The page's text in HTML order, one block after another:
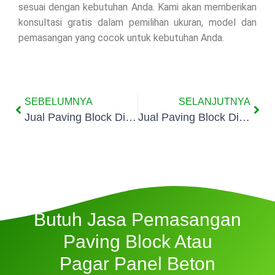
sesuai dengan kebutuhan Anda. Kami akan memberikan
konsultasi gratis dalam pemilihan ukuran, model dan
pemasangan yang cocok untuk kebutuhan Anda.
SEBELUMNYA
Jual Paving Block Di Duri Pulo
SELANJUTNYA
Jual Paving Block Di Petojo
Butuh Jasa Pemasangan
Paving Block Atau
Pagar Panel Beton